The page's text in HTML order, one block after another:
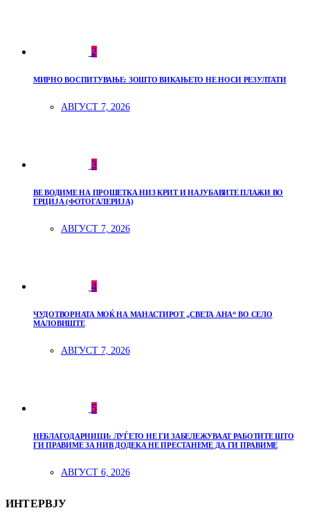
2
МИРНО ВОСПИТУВАЊЕ: ЗОШТО ВИКАЊЕТО НЕ НОСИ РЕЗУЛТАТИ
АВГУСТ 7, 2026
3
ВЕ ВОДИМЕ НА ПРОШЕТКА НИЗ КРИТ И НАЈУБАВИТЕ ПЛАЖИ ВО
ГРЦИЈА (ФОТОГАЛЕРИЈА)
АВГУСТ 7, 2026
4
ЧУДОТВОРНАТА МОЌ НА МАНАСТИРОТ „СВЕТА АНА“ ВО СЕЛО
МАЛОВИШТЕ
АВГУСТ 7, 2026
5
НЕБЛАГОДАРНИЦИ: ЛУЃЕТО НЕ ГИ ЗАБЕЛЕЖУВААТ РАБОТИТЕ ШТО
ГИ ПРАВИМЕ ЗА НИВ ДОДЕКА НЕ ПРЕСТАНЕМЕ ДА ГИ ПРАВИМЕ
АВГУСТ 6, 2026
ИНТЕРВЈУ